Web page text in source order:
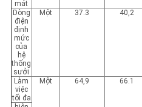
mát
Dòng
điện
định
mức
của
hệ
thống
sưởi
Một 37.3 40,2
Làm
việc
tối đa
Một 64,9 66.1